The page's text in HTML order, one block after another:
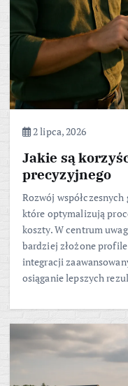
2 lipca, 2026
Jakie są
precyzyjnego
Rozwój
które optymalizują
koszty. W centrum
bardziej złożone
integracji
osiąganie lepszych